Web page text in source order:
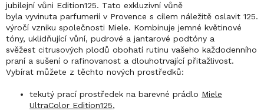
jubilejní vůni Edition125. Tato exkluzivní vůně
byla vyvinuta parfumerií v Provence s cílem náležitě oslavit 125.
výročí vzniku společnosti Miele. Kombinuje jemné květinové
tóny, uklidňující vůní, pudrové a jantarové podtóny a
svěžest citrusových plodů obohatí rutinu vašeho každodenního
praní a sušení o rafinovanost a dlouhotrvající přitažlivost.
Vybírat můžete z těchto nových prostředků:
tekutý prací prostředek na barevné prádlo Miele
UltraColor Edition125,